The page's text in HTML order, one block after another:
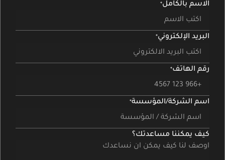
الاسم بالكامل
البريد الإلكتروني
رقم الهاتف
اسم الشركة/المؤسسة
كيف يمكننا مساعدتك؟